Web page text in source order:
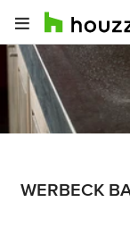
WERBECK